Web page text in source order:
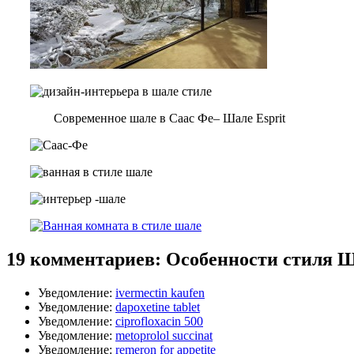
Современное шале в Саас Фе– Шале Esprit
19 комментариев: Особенности стиля
Уведомление: ivermectin kaufen
Уведомление: dapoxetine tablet
Уведомление: ciprofloxacin 500
Уведомление: metoprolol succinat
Уведомление: remeron for appetite